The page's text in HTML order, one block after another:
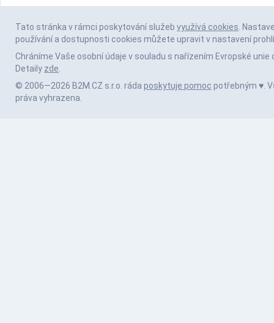
Tato stránka v rámci poskytování služeb využívá cookies.
používání a dostupnosti cookies můžete upravit v nastavení
Chráníme Vaše osobní údaje v souladu s nařízením Evropské unie
Detaily zde.
© 2006—2026 B2M.CZ s.r.o. ráda poskytuje pomoc potřebným ♥️.
práva vyhrazena.